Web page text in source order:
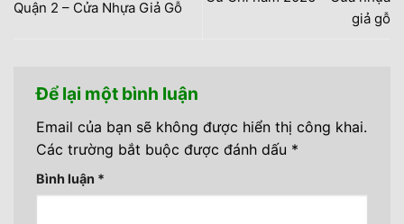
Quận 2 – Cửa Nhựa Giả Gỗ
giả gỗ
Để lại một bình luận
Email của bạn sẽ không được hiển thị công khai.
Các trường bắt buộc được đánh dấu *
Bình luận *